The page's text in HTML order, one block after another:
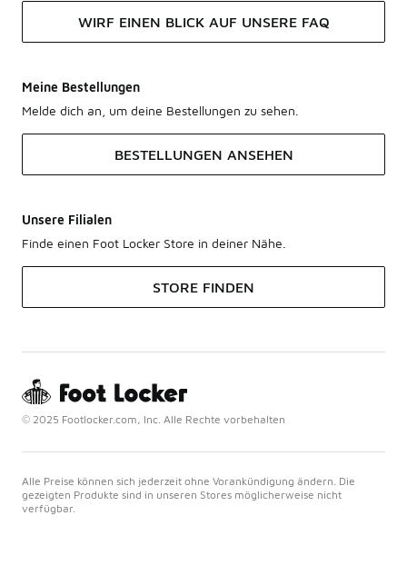
WIRF EINEN BLICK AUF UNSERE FAQ
Meine Bestellungen
Melde dich an, um deine Bestellungen zu sehen.
BESTELLUNGEN ANSEHEN
Unsere Filialen
Finde einen Foot Locker Store in deiner Nähe.
STORE FINDEN
© 2025 Footlocker.com, Inc. Alle Rechte vorbehalten
Alle Preise können sich jederzeit ohne Vorankündigung ändern. Die
gezeigten Produkte sind in unseren Stores möglicherweise nicht
verfügbar.